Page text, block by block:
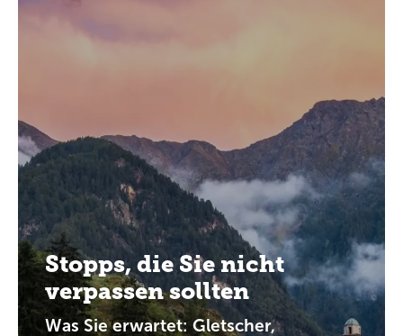
Stopps, die Sie nicht
verpassen sollten
Was Sie erwartet: Gletscher,